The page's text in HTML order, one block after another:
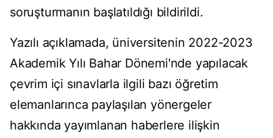
soruşturmanın başlatıldığı bildirildi.
Yazılı açıklamada, üniversitenin 2022-2023
Akademik Yılı Bahar Dönemi'nde yapılacak
çevrim içi sınavlarla ilgili bazı öğretim
elemanlarınca paylaşılan yönergeler
hakkında yayımlanan haberlere ilişkin